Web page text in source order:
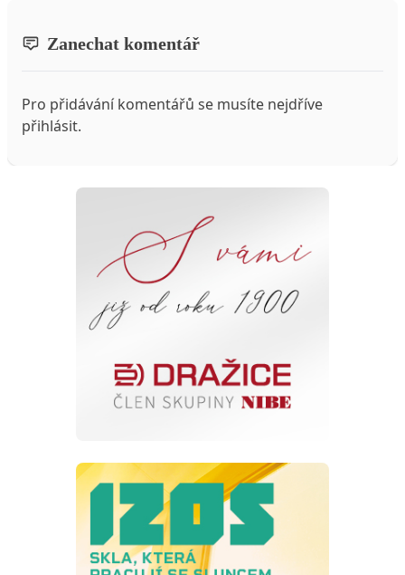
Zanechat komentář
Pro přidávání komentářů se musíte nejdříve
přihlásit.